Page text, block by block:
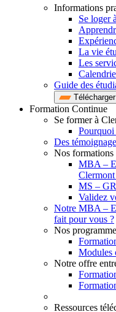
Informations
Se loger
La vie
Les
Guide des
Télécharger
Formation Continue
Se former à
Pourquoi
Des
Nos formations
MBA –
MS –
Validez
Notre MBA –
fait pour vous ?
Nos
Modules
Notre offre
Ressources